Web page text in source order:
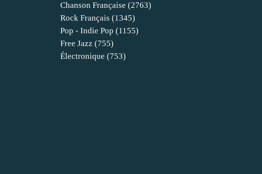
Chanson Française (2763)
Rock Français (1345)
Pop - Indie Pop (1155)
Free Jazz (755)
Électronique (753)